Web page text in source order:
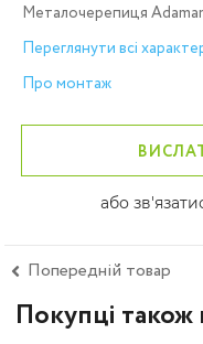
Металочерепиця
Переглянути всі
Про монтаж
або
Попередній товар
Покупці